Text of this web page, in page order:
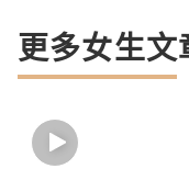
更多女生文